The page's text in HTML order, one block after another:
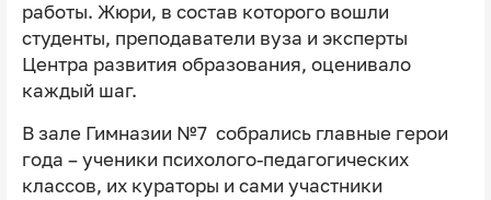
работы. Жюри, в состав которого вошли
студенты, преподаватели вуза и эксперты
Центра развития образования, оценивало
каждый шаг.
В зале Гимназии №7 собрались главные герои
года – ученики психолого-педагогических
классов, их кураторы и сами участники